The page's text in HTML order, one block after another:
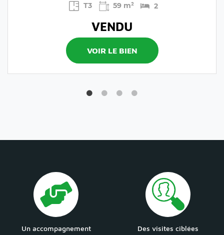
T3 59 m² 2
VENDU
VOIR LE BIEN
Un accompagnement
Des visites ciblées